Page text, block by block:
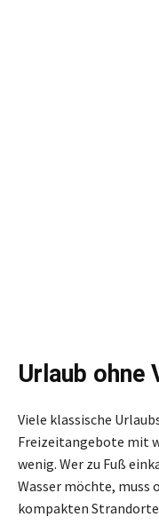
Urlaub ohne
Viele klassische
Freizeitangebote mit
wenig. Wer zu Fuß
Wasser möchte, muss
kompakten